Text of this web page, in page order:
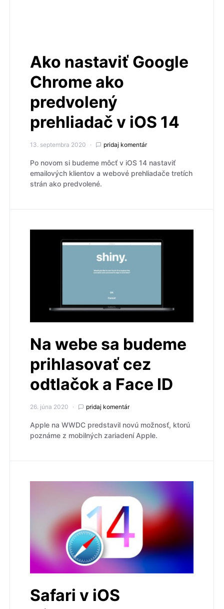
Ako nastaviť Google
Chrome ako
predvolený
prehliadač v iOS 14
13. septembra 2020 pridaj komentár
Po novom si budeme môcť v iOS 14 nastaviť
emailových klientov a webové prehliadače tretích
strán ako predvolené.
Na webe sa budeme
prihlasovať cez
odtlačok a Face ID
26. júna 2020 pridaj komentár
Apple na WWDC predstavil novú možnosť, ktorú
poznáme z mobilných zariadení Apple.
Safari v iOS